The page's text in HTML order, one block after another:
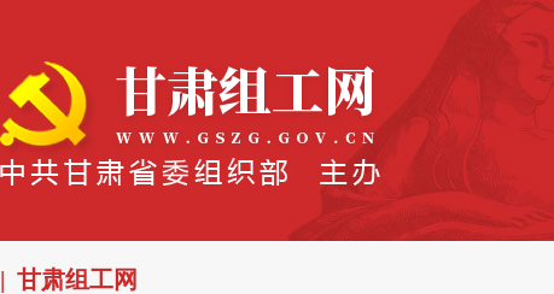
甘肃组工网